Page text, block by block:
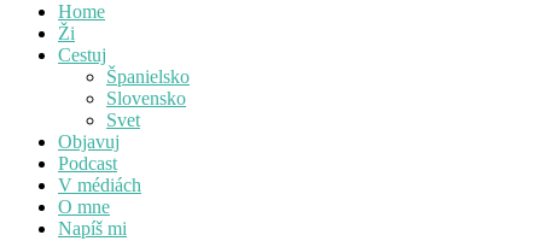
Home
Ži
Cestuj
Španielsko
Slovensko
Svet
Objavuj
Podcast
V médiách
O mne
Napíš mi